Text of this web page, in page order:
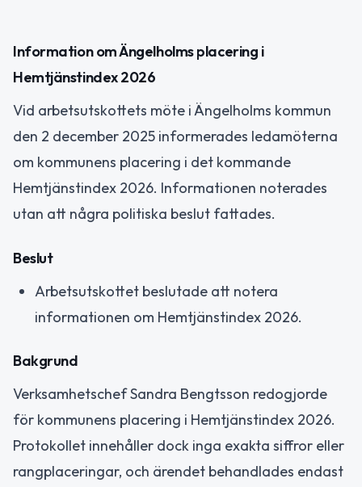
Information om Ängelholms placering i
Hemtjänstindex 2026
Vid arbetsutskottets möte i Ängelholms kommun
den 2 december 2025 informerades ledamöterna
om kommunens placering i det kommande
Hemtjänstindex 2026. Informationen noterades
utan att några politiska beslut fattades.
Beslut
Arbetsutskottet beslutade att notera
informationen om Hemtjänstindex 2026.
Bakgrund
Verksamhetschef Sandra Bengtsson redogjorde
för kommunens placering i Hemtjänstindex 2026.
Protokollet innehåller dock inga exakta siffror eller
rangplaceringar, och ärendet behandlades endast